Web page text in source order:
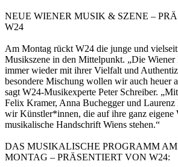
NEUE WIENER MUSIK & SZENE –
W24
Am Montag rückt W24 die junge und
Musikszene in den Mittelpunkt. „Die Wiener
immer wieder mit ihrer Vielfalt und
besondere Mischung wollen wir auch heuer
sagt W24-Musikexperte Peter Schreiber.
Felix Kramer, Anna Buchegger und Laurenz
wir Künstler*innen, die auf ihre ganz eigene
musikalische Handschrift Wiens stehen.“
DAS MUSIKALISCHE PROGRAMM
MONTAG – PRÄSENTIERT VON W24: